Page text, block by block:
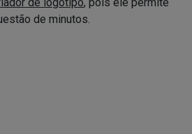
de minutos.